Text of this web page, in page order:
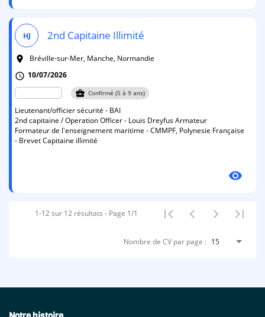
HJ 2nd Capitaine Illimité
room
Bréville-sur-Mer, Manche, Normandie
schedule 10/07/2026
business_center Confirmé (5 à 9 ans)
Lieutenant/officier sécurité - BAI
2nd capitaine / Operation Officer - Louis Dreyfus Armateur
Formateur de l'enseignement maritime - CMMPF, Polynesie Française
- Brevet Capitaine illimité
visibility
Nombre de CV par page : 15
1-12 sur 12 résultats - Page 1/1